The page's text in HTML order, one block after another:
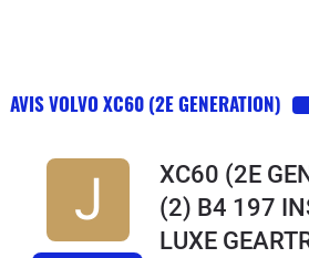
AVIS VOLVO XC60 (2E GENERATION)
XC60 (2E
(2) B4 197
LUXE